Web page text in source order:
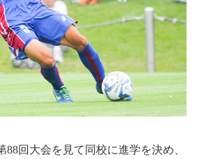
88回大会を見て同校に進学を決め、